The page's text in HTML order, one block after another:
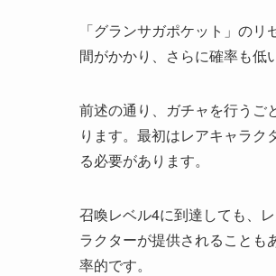
「グランサガポケット」の
間がかかり、さらに確率も低
前述の通り、ガチャを行うご
ります。最初はレアキャラ
る必要があります。
召喚レベル4に到達しても、
ラクターが提供されることも
率的です。